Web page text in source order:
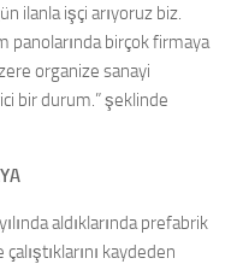
ilanla işçi arıyoruz biz.
panolarında birçok firmaya
organize sanayi
bir durum.” şeklinde
aldıklarında prefabrik
kaydeden